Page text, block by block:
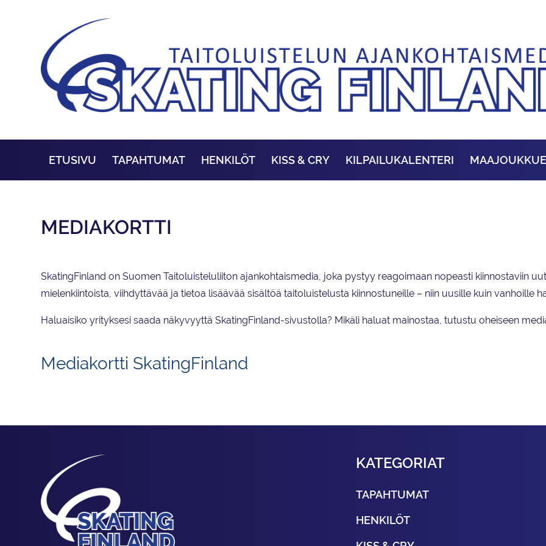
ETUSIVU TAPAHTUMAT HENKILÖT KISS & CRY KILPAILUKALENTERI MAAJOUKKUE
MEDIAKORTTI
SkatingFinland on Suomen Taitoluisteluliiton ajankohtaismedia, joka pystyy reagoimaan nopeasti kiinnostaviin
mielenkiintoista, viihdyttävää ja tietoa lisäävää sisältöä taitoluistelusta kiinnostuneille – niin uusille kuin vanhoille
Haluaisiko yrityksesi saada näkyvyyttä SkatingFinland-sivustolla? Mikäli haluat mainostaa, tutustu oheiseen
Mediakortti SkatingFinland
KATEGORIAT
TAPAHTUMAT
HENKILÖT